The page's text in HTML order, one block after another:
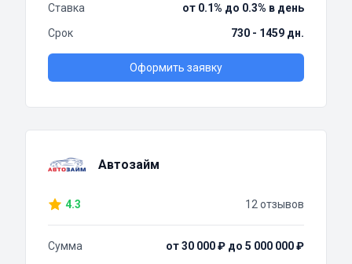
Ставка
от 0.1% до 0.3% в день
Срок
730 - 1459 дн.
Оформить заявку
Автозайм
4.3 12 отзывов
Сумма
от 30 000 ₽ до 5 000 000 ₽